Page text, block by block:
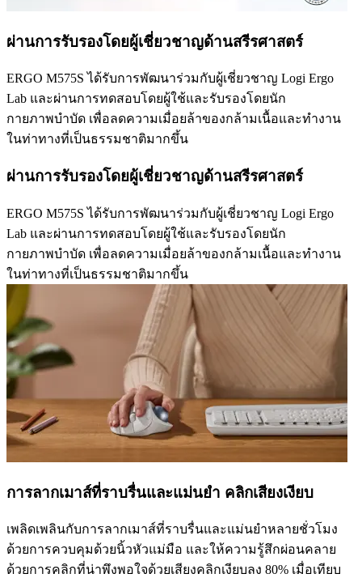
ผ่านการรับรองโดยผู้เชี่ยวชาญด้านสรีรศาสตร์
ERGO M575S ได้รับการพัฒนาร่วมกับผู้เชี่ยวชาญ Logi Ergo
Lab และผ่านการทดสอบโดยผู้ใช้และรับรองโดยนัก
กายภาพบำบัด เพื่อลดความเมื่อยล้าของกล้ามเนื้อและทำงาน
ในท่าทางที่เป็นธรรมชาติมากขึ้น
ผ่านการรับรองโดยผู้เชี่ยวชาญด้านสรีรศาสตร์
ERGO M575S ได้รับการพัฒนาร่วมกับผู้เชี่ยวชาญ Logi Ergo
Lab และผ่านการทดสอบโดยผู้ใช้และรับรองโดยนัก
กายภาพบำบัด เพื่อลดความเมื่อยล้าของกล้ามเนื้อและทำงาน
ในท่าทางที่เป็นธรรมชาติมากขึ้น
การลากเมาส์ที่ราบรื่นและแม่นยำ คลิกเสียงเงียบ
เพลิดเพลินกับการลากเมาส์ที่ราบรื่นและแม่นยำหลายชั่วโมง
ด้วยการควบคุมด้วยนิ้วหัวแม่มือ และให้ความรู้สึกผ่อนคลาย
ด้วยการคลิกที่น่าพึงพอใจด้วยเสียงคลิกเงียบลง 80% เมื่อเทียบ